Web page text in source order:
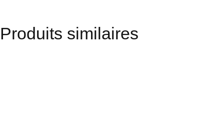
Produits similaires